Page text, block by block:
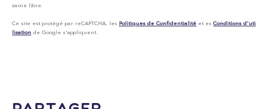
saisie libre.
Ce site est protégé par reCAPTCHA, les Politiques de Confidentialité et es Conditions d'uti
lisation de Google s'appliquent.